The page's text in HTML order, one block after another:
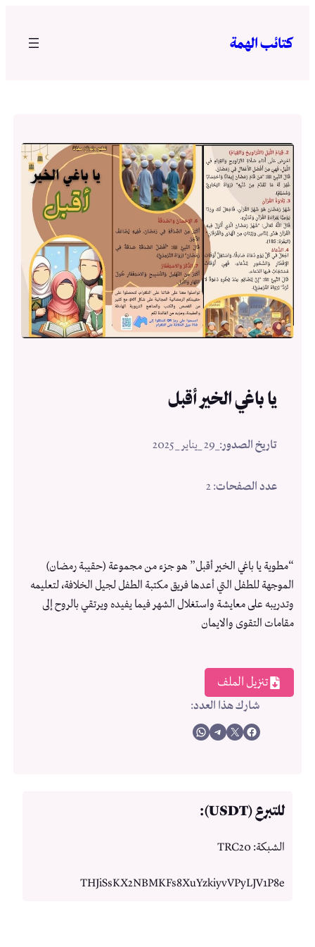
المحتوى
كتائب الهمة
يا باغي الخير أقبل
تاريخ الصدور:
عدد الصفحات: 2
“مطوية يا باغي الخير أقبل” هو جزء من مجموعة (حقيبة رمضان)
الموجهة للطفل التي أعدها فريق مكتبة الطفل لجيل الخلافة، لتعليمه
وتدريبه على معايشة واستغلال الشهر فيما يفيده ويرتقي بالروح إلى
مقامات التقوى والايمان
تنزيل الملف
شارك هذا العدد:
Share on Facebook
Share on X
Share on Telegram
Share on WhatsApp
للتبرع (USDT):
الشبكة: TRC20
THJiSsKX2NBMKFs8XuYzkiyvVPyLJV1P8e